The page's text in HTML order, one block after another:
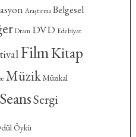
Araştırma Belgesel
Dram DVD Edebiyat
FilmKitap
MüzikMüzikal
SeansSergi
Öykü